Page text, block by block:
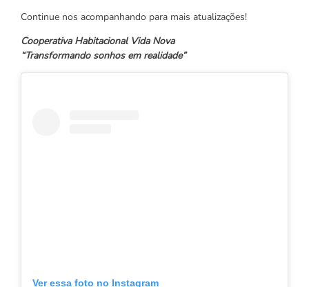
Continue nos acompanhando para mais atualizações!
Cooperativa Habitacional Vida Nova
“Transformando sonhos em realidade”
Ver essa foto no Instagram